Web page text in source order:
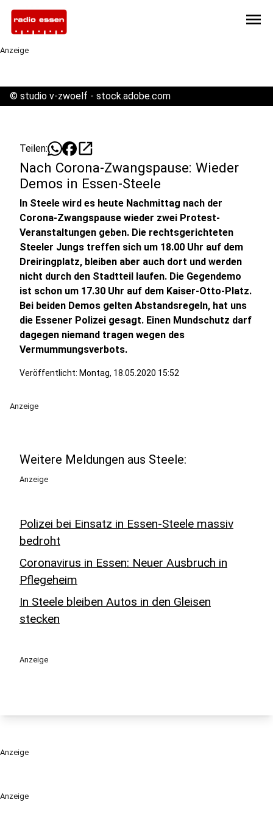
menu
Anzeige
Anzeige
© studio v-zwoelf - stock.adobe.com
Teilen: open_in_new
Nach Corona-Zwangspause: Wieder
Demos in Essen-Steele
In Steele wird es heute Nachmittag nach der
Corona-Zwangspause wieder zwei Protest-
Veranstaltungen geben. Die rechtsgerichteten
Steeler Jungs treffen sich um 18.00 Uhr auf dem
Dreiringplatz, bleiben aber auch dort und werden
nicht durch den Stadtteil laufen. Die Gegendemo
ist schon um 17.30 Uhr auf dem Kaiser-Otto-Platz.
Bei beiden Demos gelten Abstandsregeln, hat uns
die Essener Polizei gesagt. Einen Mundschutz darf
dagegen niemand tragen wegen des
Vermummungsverbots.
Veröffentlicht: Montag, 18.05.2020 15:52
Anzeige
Weitere Meldungen aus Steele:
Anzeige
Polizei bei Einsatz in Essen-Steele massiv
bedroht
Coronavirus in Essen: Neuer Ausbruch in
Pflegeheim
In Steele bleiben Autos in den Gleisen
stecken
Anzeige
Anzeige